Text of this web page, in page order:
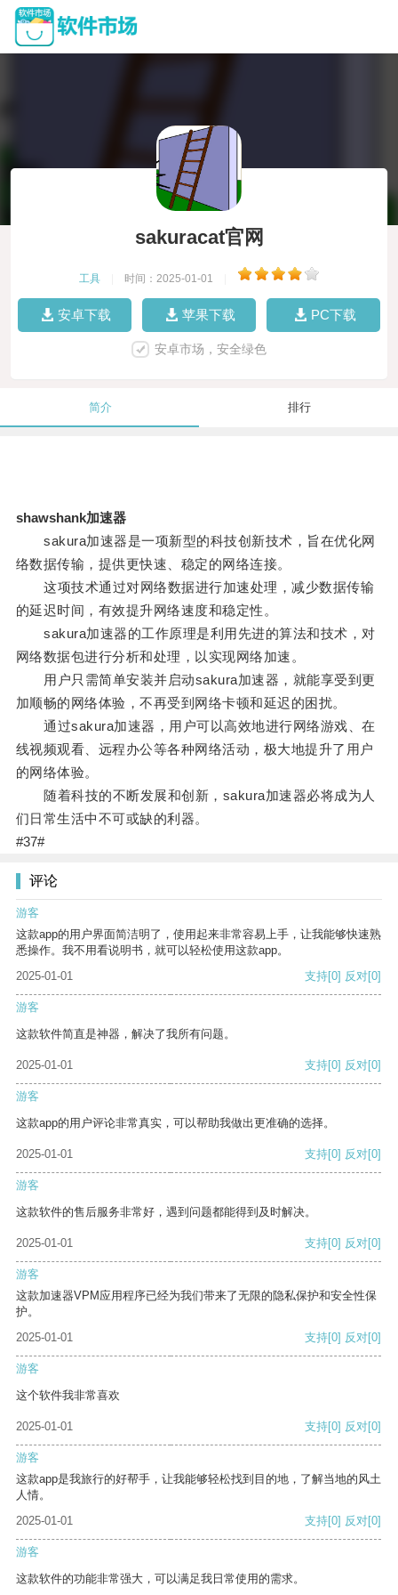
sakuracat官网
工具 时间：2025-01-01
安卓下载 苹果下载 PC下载
安卓市场，安全绿色
简介 排行
shawshank加速器
sakura加速器是一项新型的科技创新技术，旨在优化网
络数据传输，提供更快速、稳定的网络连接。
这项技术通过对网络数据进行加速处理，减少数据传输
的延迟时间，有效提升网络速度和稳定性。
sakura加速器的工作原理是利用先进的算法和技术，对
网络数据包进行分析和处理，以实现网络加速。
用户只需简单安装并启动sakura加速器，就能享受到更
加顺畅的网络体验，不再受到网络卡顿和延迟的困扰。
通过sakura加速器，用户可以高效地进行网络游戏、在
线视频观看、远程办公等各种网络活动，极大地提升了用户
的网络体验。
随着科技的不断发展和创新，sakura加速器必将成为人
们日常生活中不可或缺的利器。
#37#
评论
游客
这款app的用户界面简洁明了，使用起来非常容易上手，让我能够快速熟
悉操作。我不用看说明书，就可以轻松使用这款app。
2025-01-01
支持[0] 反对[0]
游客
这款软件简直是神器，解决了我所有问题。
2025-01-01 支持[0] 反对[0]
游客
这款app的用户评论非常真实，可以帮助我做出更准确的选择。
2025-01-01 支持[0] 反对[0]
游客
这款软件的售后服务非常好，遇到问题都能得到及时解决。
2025-01-01 支持[0] 反对[0]
游客
这款加速器VPM应用程序已经为我们带来了无限的隐私保护和安全性保
护。
2025-01-01
支持[0] 反对[0]
游客
这个软件我非常喜欢
2025-01-01 支持[0] 反对[0]
游客
这款app是我旅行的好帮手，让我能够轻松找到目的地，了解当地的风土
人情。
2025-01-01
支持[0] 反对[0]
游客
这款软件的功能非常强大，可以满足我日常使用的需求。